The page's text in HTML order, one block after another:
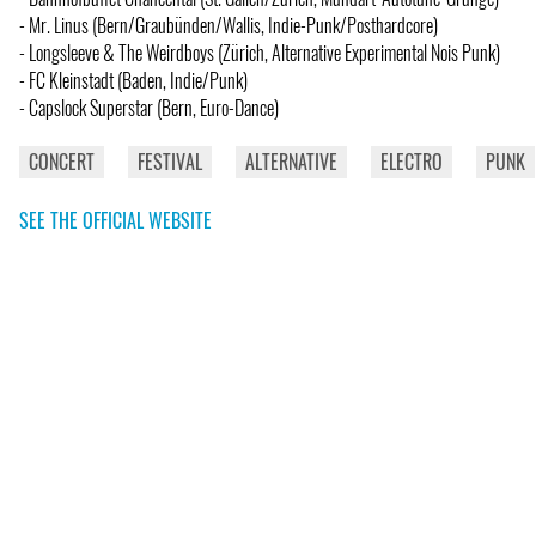
- Mr. Linus (Bern/Graubünden/Wallis, Indie-Punk/Posthardcore)
- Longsleeve & The Weirdboys (Zürich, Alternative Experimental Nois Punk)
- FC Kleinstadt (Baden, Indie/Punk)
- Capslock Superstar (Bern, Euro-Dance)
CONCERT
FESTIVAL ALTERNATIVE ELECTRO PUNK
SEE THE OFFICIAL WEBSITE